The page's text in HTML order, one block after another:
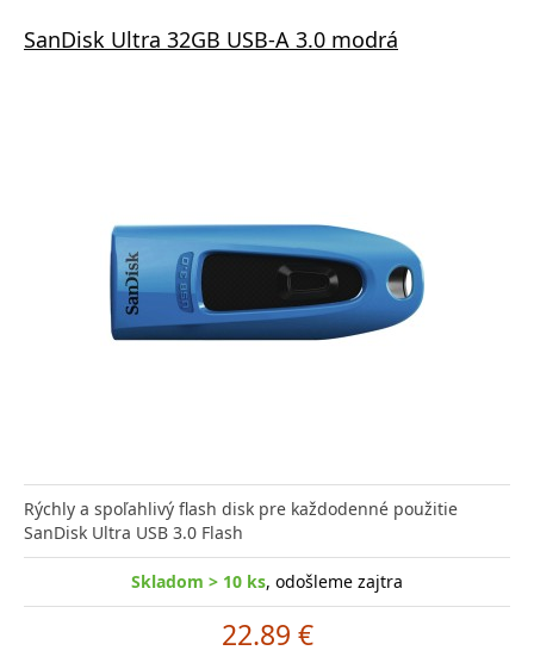
SanDisk Ultra 32GB USB-A 3.0 modrá
Rýchly a spoľahlivý flash disk pre každodenné použitie
SanDisk Ultra USB 3.0 Flash
Skladom > 10 ks, odošleme zajtra
22.89 €